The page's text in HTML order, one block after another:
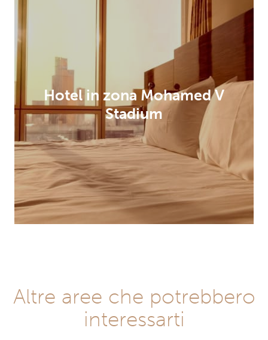
Hotel in zona Mohamed V
Stadium
Altre aree che potrebbero
interessarti